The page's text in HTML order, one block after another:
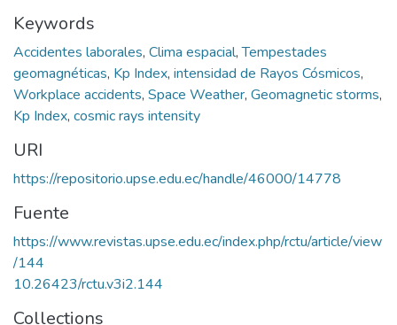
Keywords
Accidentes laborales, Clima espacial,Tempestades
geomagnéticas, Kp Index, intensidad de Rayos Cósmicos,
Workplace accidents, Space Weather, Geomagnetic storms,
Kp Index, cosmic rays intensity
URI
https://repositorio.upse.edu.ec/handle/46000/14778
Fuente
https://www.revistas.upse.edu.ec/index.php/rctu/article/view
/144
10.26423/rctu.v3i2.144
Collections